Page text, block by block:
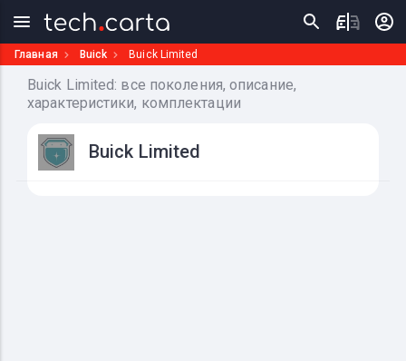
Главная Buick Buick Limited
Buick Limited: все поколения, описание,
характеристики, комплектации
Buick Limited